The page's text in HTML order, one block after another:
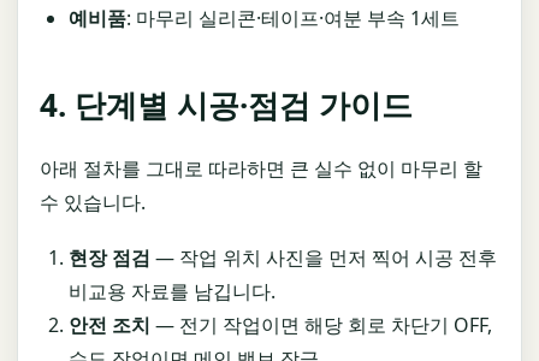
예비품: 마무리 실리콘·테이프·여분 부속 1세트
4. 단계별 시공·점검 가이드
아래 절차를 그대로 따라하면 큰 실수 없이 마무리 할
수 있습니다.
현장 점검 — 작업 위치 사진을 먼저 찍어 시공 전후
비교용 자료를 남깁니다.
안전 조치 — 전기 작업이면 해당 회로 차단기 OFF,